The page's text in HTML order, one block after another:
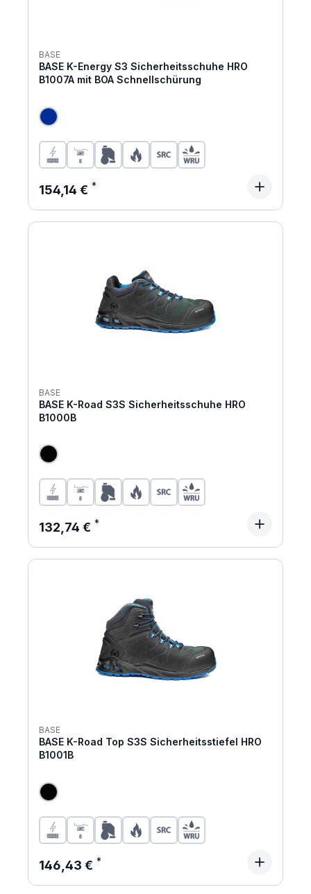
BASE
BASE K-Energy S3 Sicherheitsschuhe HRO
B1007A mit BOA Schnellschürung
Regulärer Preis:
154,14 €
BASE
BASE K-Road S3S Sicherheitsschuhe HRO
B1000B
Regulärer Preis:
132,74 €
BASE
BASE K-Road Top S3S Sicherheitsstiefel HRO
B1001B
Regulärer Preis:
146,43 €